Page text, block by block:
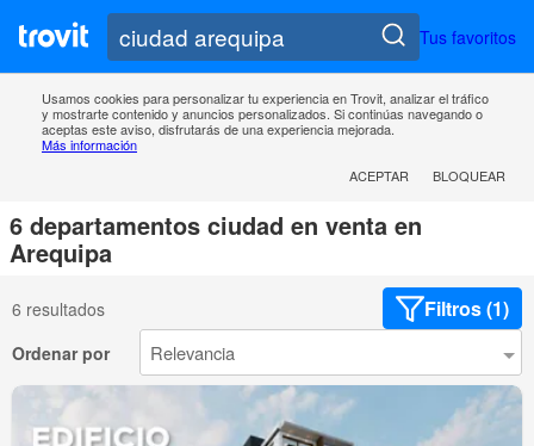
Tus favoritos
Usamos cookies para personalizar tu experiencia en Trovit, analizar el tráfico
y mostrarte contenido y anuncios personalizados. Si continúas navegando o
aceptas este aviso, disfrutarás de una experiencia mejorada.
Más información
ACEPTAR
BLOQUEAR
6 departamentos ciudad en venta en
Arequipa
6 resultados Filtros (1)
Ordenar por